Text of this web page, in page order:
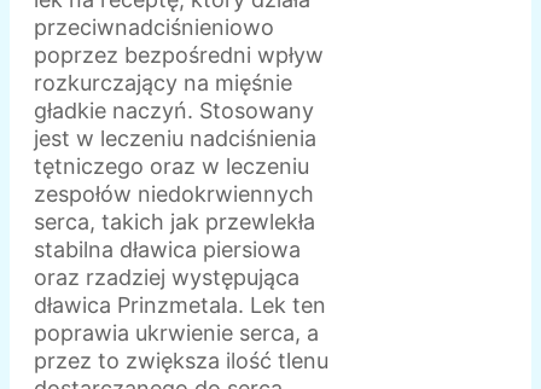
przeciwnadciśnieniowo
poprzez bezpośredni wpływ
rozkurczający na mięśnie
gładkie naczyń. Stosowany
jest w leczeniu nadciśnienia
tętniczego oraz w leczeniu
zespołów niedokrwiennych
serca, takich jak przewlekła
stabilna dławica piersiowa
oraz rzadziej występująca
dławica Prinzmetala. Lek ten
poprawia ukrwienie serca, a
przez to zwiększa ilość tlenu